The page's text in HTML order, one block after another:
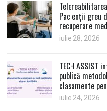
Pacienții greu
recuperare
iulie 28, 2026
TECH ASSIST
publică
clasamente
iulie 24, 2026